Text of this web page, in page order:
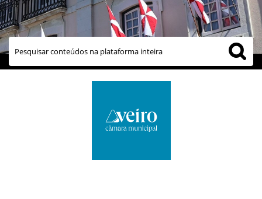
links úteis